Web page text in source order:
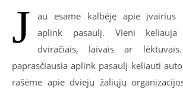
J
au esame kalbėję apie įvairius
aplink pasaulį. Vieni
dviračiais, laivais ar
paprasčiausia aplink pasaulį keliauti
rašėme apie dviejų žaliųjų